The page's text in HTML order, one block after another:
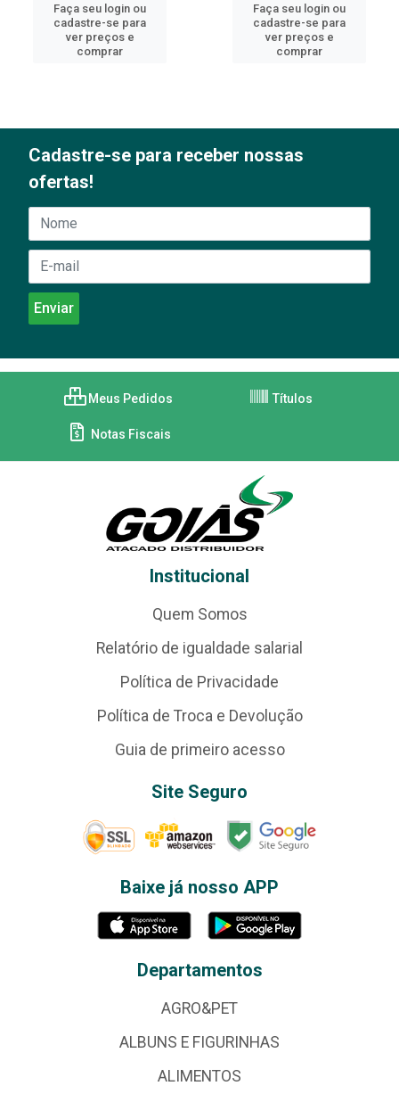
Faça seu login ou
cadastre-se para
ver preços e
comprar
Faça seu login ou
cadastre-se para
ver preços e
comprar
Cadastre-se para receber nossas
ofertas!
Meus Pedidos Títulos
Notas Fiscais
Institucional
Quem Somos
Relatório de igualdade salarial
Política de Privacidade
Política de Troca e Devolução
Guia de primeiro acesso
Site Seguro
Baixe já nosso APP
Departamentos
AGRO&PET
ALBUNS E FIGURINHAS
ALIMENTOS